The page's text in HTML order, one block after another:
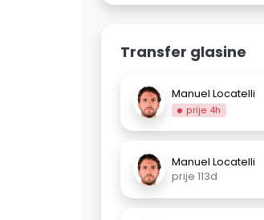
Transfer glasine
Manuel Locatelli
prije 4h
Manuel Locatelli
prije 113d